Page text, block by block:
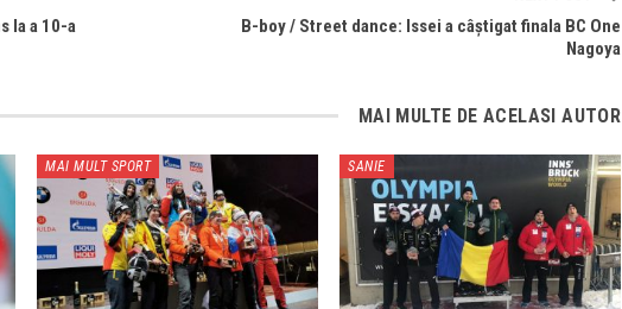
la a 10-a
B-boy / Street dance: Issei a câștigat finala BC One
Nagoya
MAI MULTE DE ACELASI AUTOR
MAI MULT SPORT SANIE